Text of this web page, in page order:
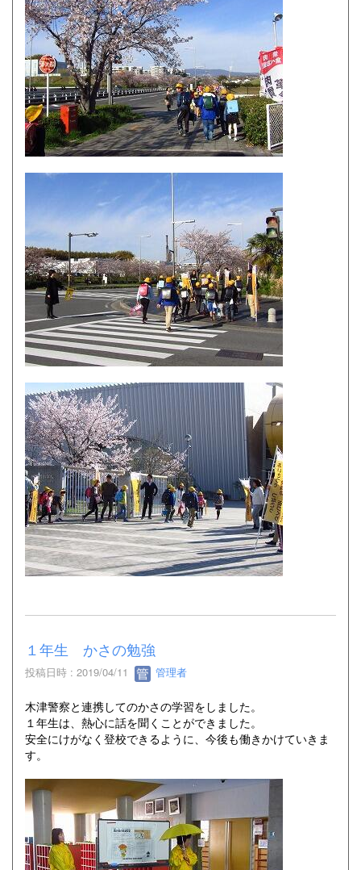
１年生 かさの勉強
投稿日時 : 2019/04/11 管理者
木津警察と連携してのかさの学習をしました。
１年生は、熱心に話を聞くことができました。
安全にけがなく登校できるように、今後も働きかけていきま
す。